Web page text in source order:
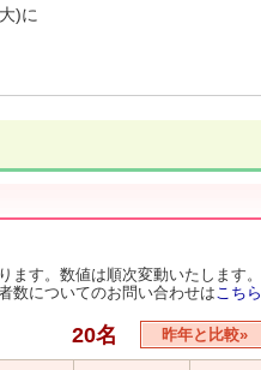
)に
す。数値は順次変動いたします。
数についてのお問い合わせは こちら
20名 昨年と比較»